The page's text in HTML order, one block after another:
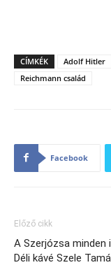
CÍMKÉK Adolf Hitler
Reichmann család
Facebook
Előző cikk
A Szerjózsa minden
Déli kávé Szele